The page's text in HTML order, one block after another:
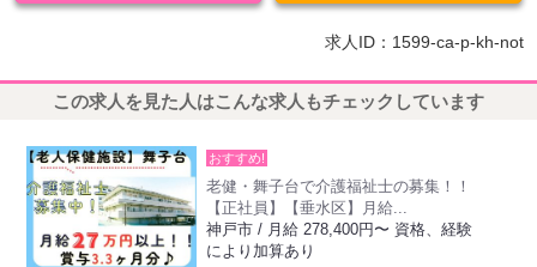
求人ID：1599-ca-p-kh-not
この求人を見た人はこんな求人もチェックしています
おすすめ!
老健・舞子台で介護福祉士の募集！！
【正社員】【垂水区】月給...
神戸市 / 月給 278,400円〜 資格、経験
により加算あり